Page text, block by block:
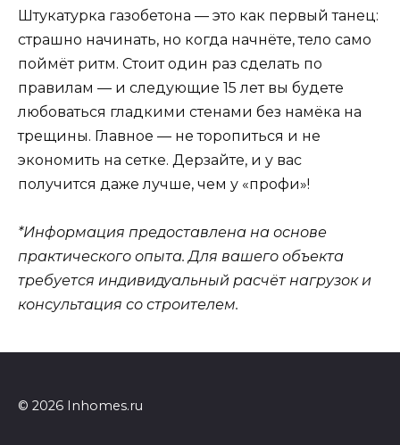
Штукатурка газобетона — это как первый танец:
страшно начинать, но когда начнёте, тело само
поймёт ритм. Стоит один раз сделать по
правилам — и следующие 15 лет вы будете
любоваться гладкими стенами без намёка на
трещины. Главное — не торопиться и не
экономить на сетке. Дерзайте, и у вас
получится даже лучше, чем у «профи»!
*Информация предоставлена на основе
практического опыта. Для вашего объекта
требуется индивидуальный расчёт нагрузок и
консультация со строителем.
© 2026 Inhomes.ru